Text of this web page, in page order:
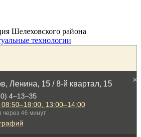
Шелеховского района
технологии